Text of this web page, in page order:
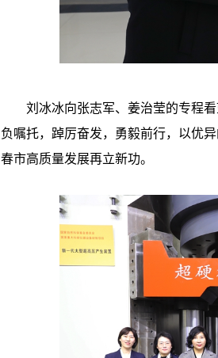
刘冰冰向张志军、姜治莹的专程
负嘱托，踔厉奋发，勇毅前行，以优
春市高质量发展再立新功。